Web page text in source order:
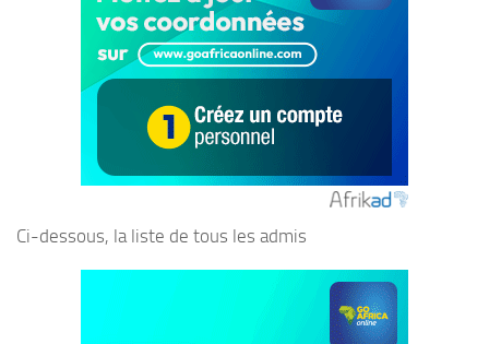
Ci-dessous, la liste de tous les admis